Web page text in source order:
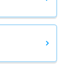
4人 －
薦